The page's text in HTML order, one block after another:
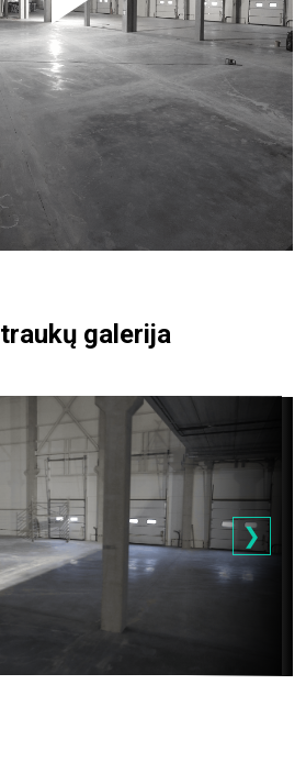
galerija